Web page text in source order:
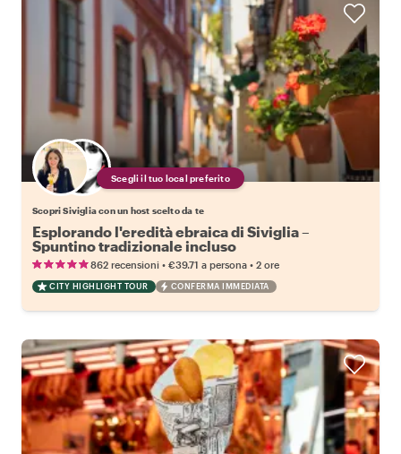
Scegli il tuo local preferito
Scopri Siviglia con un host scelto da te
Esplorando l'eredità ebraica di Siviglia –
Spuntino tradizionale incluso
862 recensioni • €39.71 a persona • 2 ore
CITY HIGHLIGHT TOUR CONFERMA IMMEDIATA